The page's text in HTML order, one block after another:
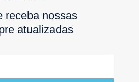
receba nossas
atualizadas